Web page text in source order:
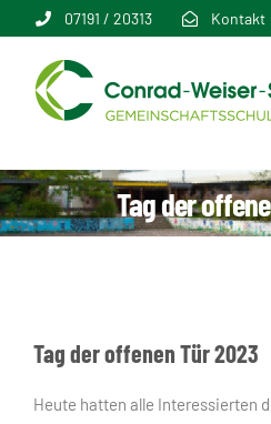
springen
07191 / 20313 Kontakt
Tag der
Tag der offenen Tür 2023
Heute hatten alle Interessierten